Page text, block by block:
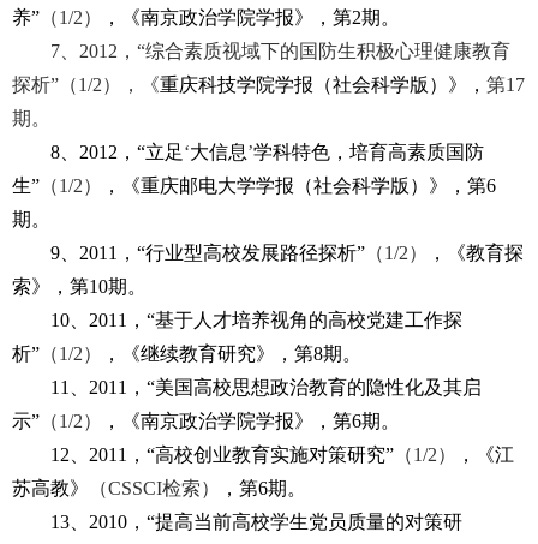
养” （1/2） ，《南京政治学院学报》，第2期。
7
2012 ， “综合素质视域下的国防生积极心理健康教育
探析” （1/2），《重庆科技学院学报 （社会科学版 ） 》 ， 第17
期。
8
2012 ， “立足‘大信息’学科特色，培育高素质国防
生” （1/2） ，《重庆邮电大学学报（社会科学版）》，第6
期。
9
2011 ， “行业型高校发展路径探析” （1/2）
，《教育探
索》，第10期。
10
2011 ， “基于人才培养视角的高校党建工作探
析” （1/2） ，《继续教育研究》，第8期。
11
2011 ， “美国高校思想政治教育的隐性化及其启
示” （1/2） ，《南京政治学院学报》，第6期。
12
2011 ， “高校创业教育实施对策研究” （1/2）
，《江
苏高教》
（CSSCI检索） ，第6期。
13
2010 ， “提高当前高校学生党员质量的对策研